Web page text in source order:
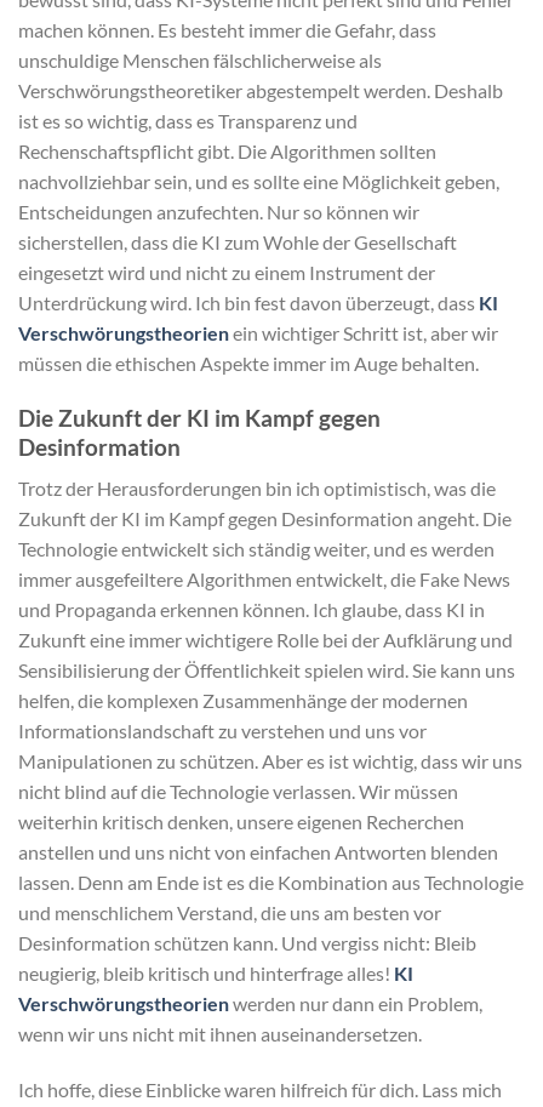
machen können. Es besteht immer die Gefahr, dass
unschuldige Menschen fälschlicherweise als
Verschwörungstheoretiker abgestempelt werden. Deshalb
ist es so wichtig, dass es Transparenz und
Rechenschaftspflicht gibt. Die Algorithmen sollten
nachvollziehbar sein, und es sollte eine Möglichkeit geben,
Entscheidungen anzufechten. Nur so können wir
sicherstellen, dass die KI zum Wohle der Gesellschaft
eingesetzt wird und nicht zu einem Instrument der
Unterdrückung wird. Ich bin fest davon überzeugt, dass KI
Verschwörungstheorienein wichtiger Schritt ist, aber wir
müssen die ethischen Aspekte immer im Auge behalten.
Die Zukunft der KI im Kampf gegen
Desinformation
Trotz der Herausforderungen bin ich optimistisch, was die
Zukunft der KI im Kampf gegen Desinformation angeht. Die
Technologie entwickelt sich ständig weiter, und es werden
immer ausgefeiltere Algorithmen entwickelt, die Fake News
und Propaganda erkennen können. Ich glaube, dass KI in
Zukunft eine immer wichtigere Rolle bei der Aufklärung und
Sensibilisierung der Öffentlichkeit spielen wird. Sie kann uns
helfen, die komplexen Zusammenhänge der modernen
Informationslandschaft zu verstehen und uns vor
Manipulationen zu schützen. Aber es ist wichtig, dass wir uns
nicht blind auf die Technologie verlassen. Wir müssen
weiterhin kritisch denken, unsere eigenen Recherchen
anstellen und uns nicht von einfachen Antworten blenden
lassen. Denn am Ende ist es die Kombination aus Technologie
und menschlichem Verstand, die uns am besten vor
Desinformation schützen kann. Und vergiss nicht: Bleib
neugierig, bleib kritisch und hinterfrage alles! KI
Verschwörungstheorienwerden nur dann ein Problem,
wenn wir uns nicht mit ihnen auseinandersetzen.
Ich hoffe, diese Einblicke waren hilfreich für dich. Lass mich